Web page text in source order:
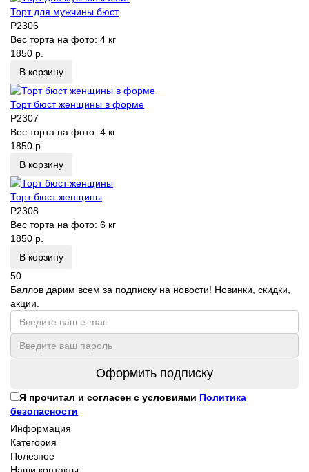
Торт для мужчины бюст
P2306
Вес торта на фото: 4 кг
1850 р.
В корзину
Торт бюст женщины в форме
P2307
Вес торта на фото: 4 кг
1850 р.
В корзину
Торт бюст женщины
P2308
Вес торта на фото: 6 кг
1850 р.
В корзину
50
Баллов дарим всем за подписку на новости! Новинки, скидки,
акции.
Оформить подписку
Я прочитал и согласен с условиями Политика
безопасности
Информация
Категория
Полезное